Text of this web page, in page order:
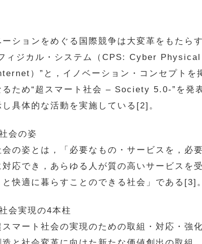
ションをめぐる国際競争は大変革をもたら
ィジカル・システム（CPS: Cyber
）”と，イノベーション・コンセプトを
るため“超スマート社会 – Society 5.0-”を発
具体的な活動を実施している[2]。
会の姿
の姿とは，「必要なもの・サービスを，必
応でき，あらゆる人が質の高いサービスを
快適に暮らすことのできる社会」である[3]。
会実現の4本柱
マート社会の実現のための取組・対応・強